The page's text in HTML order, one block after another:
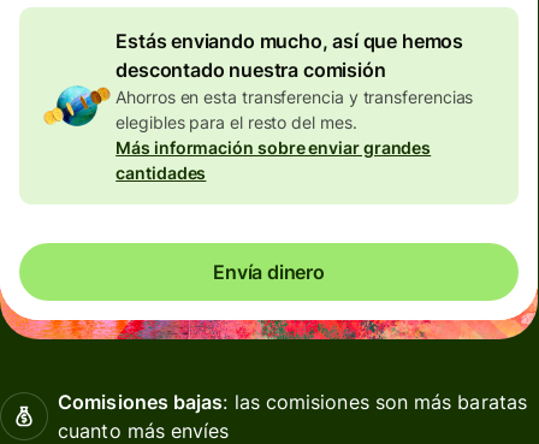
Estás enviando mucho, así que hemos
descontado nuestra comisión
Ahorros en esta transferencia y transferencias
elegibles para el resto del mes.
Más información sobre enviar grandes
cantidades
Envía dinero
Comisiones bajas: las comisiones son más baratas
cuanto más envíes